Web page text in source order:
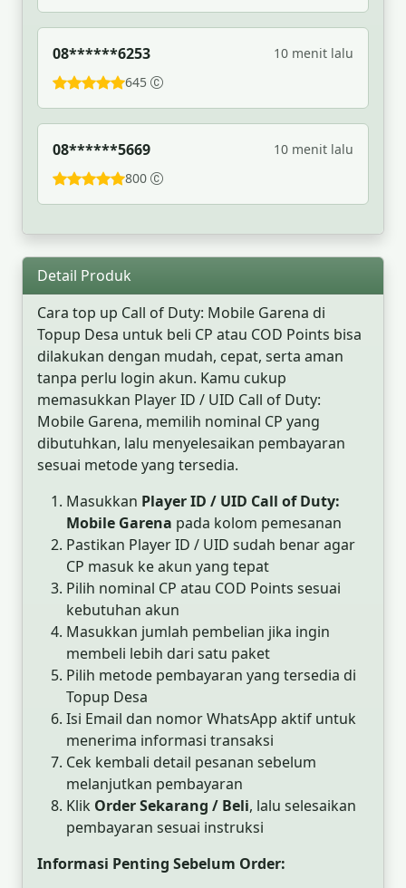
08******6253
10 menit lalu
645
08******5669
10 menit lalu
800
Detail Produk
Cara top up Call of Duty: Mobile Garena di
Topup Desa untuk beli CP atau COD Points bisa
dilakukan dengan mudah, cepat, serta aman
tanpa perlu login akun. Kamu cukup
memasukkan Player ID / UID Call of Duty:
Mobile Garena, memilih nominal CP yang
dibutuhkan, lalu menyelesaikan pembayaran
sesuai metode yang tersedia.
Masukkan Player ID / UID Call of Duty:
Mobile Garena pada kolom pemesanan
Pastikan Player ID / UID sudah benar agar
CP masuk ke akun yang tepat
Pilih nominal CP atau COD Points sesuai
kebutuhan akun
Masukkan jumlah pembelian jika ingin
membeli lebih dari satu paket
Pilih metode pembayaran yang tersedia di
Topup Desa
Isi Email dan nomor WhatsApp aktif untuk
menerima informasi transaksi
Cek kembali detail pesanan sebelum
melanjutkan pembayaran
Klik Order Sekarang / Beli, lalu selesaikan
pembayaran sesuai instruksi
Informasi Penting Sebelum Order: